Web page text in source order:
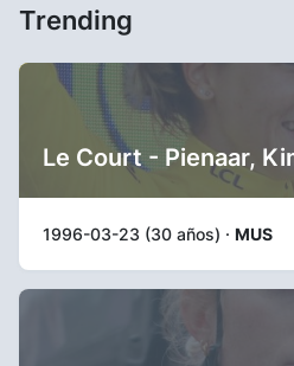
Trending
Le Court - Pienaar,
1996-03-23 (30 años) · MUS